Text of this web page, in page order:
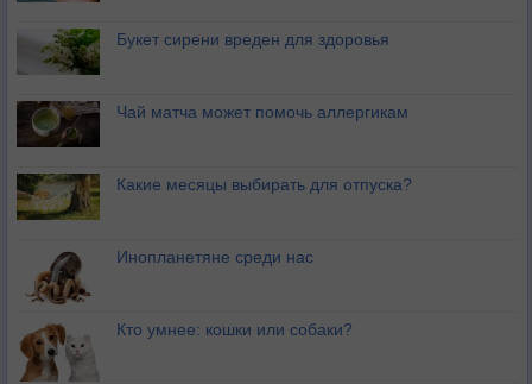
Букет сирени вреден для здоровья
Чай матча может помочь аллергикам
Какие месяцы выбирать для отпуска?
Инопланетяне среди нас
Кто умнее: кошки или собаки?